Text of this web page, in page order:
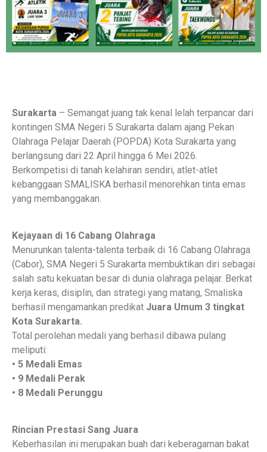
Surakarta – Semangat juang tak kenal lelah terpancar dari
kontingen SMA Negeri 5 Surakarta dalam ajang Pekan
Olahraga Pelajar Daerah (POPDA) Kota Surakarta yang
berlangsung dari 22 April hingga 6 Mei 2026.
Berkompetisi di tanah kelahiran sendiri, atlet-atlet
kebanggaan SMALISKA berhasil menorehkan tinta emas
yang membanggakan.
Kejayaan di 16 Cabang Olahraga
Menurunkan talenta-talenta terbaik di 16 Cabang Olahraga
(Cabor), SMA Negeri 5 Surakarta membuktikan diri sebagai
salah satu kekuatan besar di dunia olahraga pelajar. Berkat
kerja keras, disiplin, dan strategi yang matang, Smaliska
berhasil mengamankan predikat Juara Umum 3 tingkat
Kota Surakarta.
Total perolehan medali yang berhasil dibawa pulang
meliputi:
• 5 Medali Emas
• 9 Medali Perak
• 8 Medali Perunggu
Rincian Prestasi Sang Juara
Keberhasilan ini merupakan buah dari keberagaman bakat